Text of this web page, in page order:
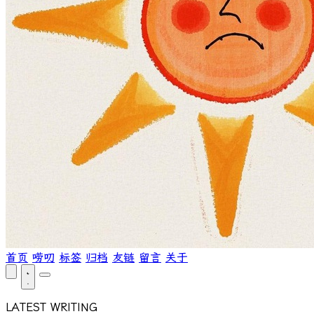
首页 唠叨 标签 归档 友链 留言 关于
LATEST WRITING